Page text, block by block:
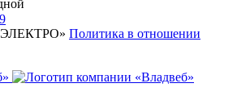
Политика в отношении